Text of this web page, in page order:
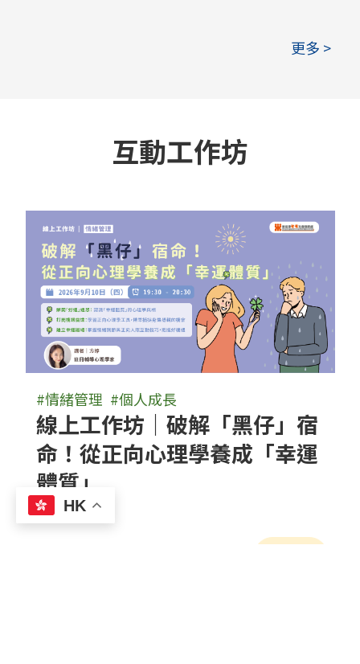
更多 >
互動工作坊
#情緒管理 #個人成長
線上工作坊｜破解「黑仔」宿
命！從正向心理學養成「幸運
體質」
2026-09-10
HK